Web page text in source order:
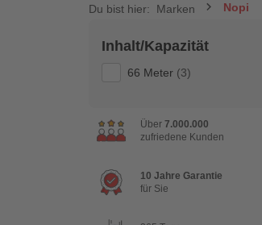
Du bist hier: Marken Nopi
Inhalt/Kapazität
66 Meter (3)
Über 7.000.000
zufriedene Kunden
10 Jahre Garantie
für Sie